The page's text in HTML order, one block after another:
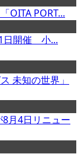
OITA PORT...
日開催 小...
未知の世界」
月4日リニュー